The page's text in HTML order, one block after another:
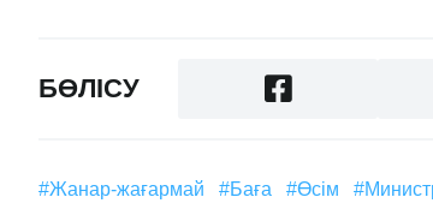
БӨЛІСУ
#жанар-жағармай #Баға #өсім